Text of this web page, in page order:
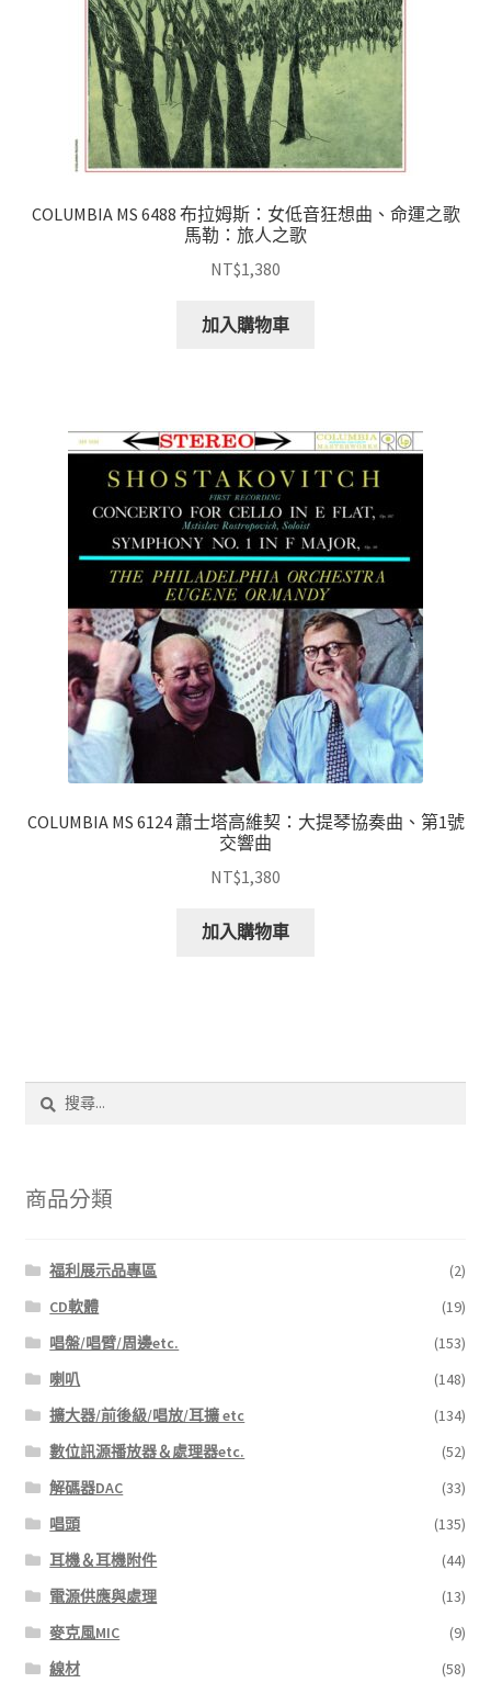
COLUMBIA MS 6488 布拉姆斯：女低音狂想曲、命運之歌
馬勒：旅人之歌
NT$1,380
加入購物車
COLUMBIA MS 6124 蕭士塔高維契：大提琴協奏曲、第1號
交響曲
NT$1,380
加入購物車
字:
商品分類
福利展示品專區
(2)
CD軟體
(19)
唱盤/唱臂/周邊etc.
(153)
喇叭
(148)
擴大器/前後級/唱放/耳擴 etc
(134)
數位訊源播放器＆處理器etc.
(52)
解碼器DAC
(33)
唱頭
(135)
耳機＆耳機附件
(44)
電源供應與處理
(13)
麥克風MIC
(9)
線材
(58)